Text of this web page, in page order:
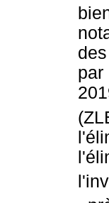
par